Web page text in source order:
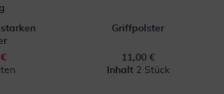
Griffpolster
11,00 €
Inhalt 2 Stück